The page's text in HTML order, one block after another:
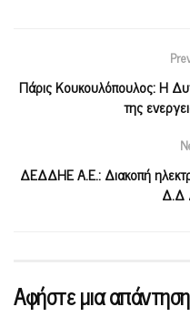
Πάρις Κουκουλόπουλος: H
της
ΔΕΔΔΗΕ Α.Ε.: Διακοπή
Δ.Δ
Αφήστε μια απάντηση